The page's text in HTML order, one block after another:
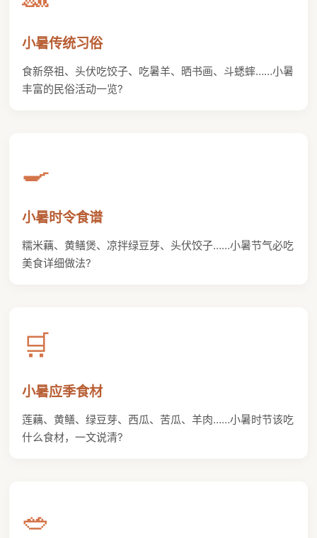
小暑传统习俗
食新祭祖、头伏吃饺子、吃暑羊、晒书画、斗蟋蟀……小暑
丰富的民俗活动一览?
🍳
小暑时令食谱
糯米藕、黄鳝煲、凉拌绿豆芽、头伏饺子……小暑节气必吃
美食详细做法?
🛒
小暑应季食材
莲藕、黄鳝、绿豆芽、西瓜、苦瓜、羊肉……小暑时节该吃
什么食材，一文说清?
🥗